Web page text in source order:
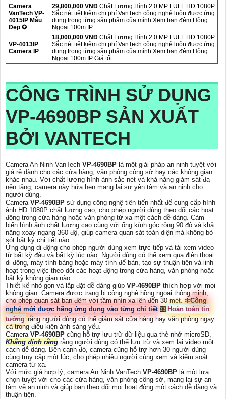
Camera
VanTech VP-
4015IP Mẫu
Đẹp ✪
29,800,000 VNĐ Chất Lượng Hình 2.0 MP FULL HD 1080P
Sắc nét tiết kiệm chi phí VanTech công nghệ luôn được ứng
dụng trong từng sản phẩm của mình Xem ban đêm Hồng
Ngoại 100m IP
VP-4013IP
Camera IP
18,000,000 VNĐ Chất Lượng Hình 2.0 MP FULL HD 1080P
Sắc nét tiết kiệm chi phí VanTech công nghệ luôn được ứng
dụng trong từng sản phẩm của mình Xem ban đêm Hồng
Ngoại 100m IP Giá tốt
CÔNG TRÌNH SỬ DỤNG
VP-4690BP SẢN XUẤT
BỞI VANTECH
Camera An Ninh VanTech VP-4690BP là một giải pháp an ninh tuyệt vời
giá rẻ dành cho các cửa hàng, văn phòng công sở hay các không gian
khác nhau. Với chất lượng hình ảnh sắc nét và khả năng giám sát đa
nền tảng, camera này hứa hẹn mang lại sự yên tâm và an ninh cho
người dùng.
Camera VP-4690BP sử dụng công nghệ tiên tiến nhất để cung cấp hình
ảnh HD 1080P chất lượng cao, cho phép người dùng theo dõi các hoạt
động trong cửa hàng hoặc văn phòng từ xa một cách dễ dàng. Cảm
biến hình ảnh chất lượng cao cùng với ống kính góc rộng 90 độ và khả
năng xoay ngang 360 độ, giúp camera quan sát toàn diện mà không bỏ
sót bất kỳ chi tiết nào.
Ứng dụng di động cho phép người dùng xem trực tiếp và tái xem video
từ bất kỳ đâu và bất kỳ lúc nào. Người dùng có thể xem qua điện thoại
di động, máy tính bảng hoặc máy tính để bàn, tạo sự thuận tiện và linh
hoạt trong việc theo dõi các hoạt động trong cửa hàng, văn phòng hoặc
bất kỳ không gian nào.
Thiết kế nhỏ gọn và lắp đặt dễ dàng giúp VP-4690BP thích hợp với mọi
không gian. Camera được trang bị công nghệ hồng ngoại thông minh,
cho phép quan sát ban đêm với tầm nhìn xa lên đến 30 mét. ❇Công
nghệ mới được hãng ứng dụng vào từng chi tiết🎛 Hoàn toàn tin
tưởng rằng người dùng có thể giám sát cửa hàng hay văn phòng ngay
cả trong điều kiện ánh sáng yếu.
Camera VP-4690BP cũng hỗ trợ lưu trữ dữ liệu qua thẻ nhớ microSD,
Khẳng định rằng rằng người dùng có thể lưu trữ và xem lại video một
cách dễ dàng. Bên cạnh đó, camera cũng hỗ trợ hơn 30 người dùng
cùng truy cập một lúc, cho phép nhiều người cùng xem và kiểm soát
camera từ xa.
Với mức giá hợp lý, camera An Ninh VanTech VP-4690BP là một lựa
chọn tuyệt vời cho các cửa hàng, văn phòng công sở, mang lại sự an
tâm về an ninh và giúp bạn theo dõi mọi hoạt động một cách dễ dàng và
thuận tiện.